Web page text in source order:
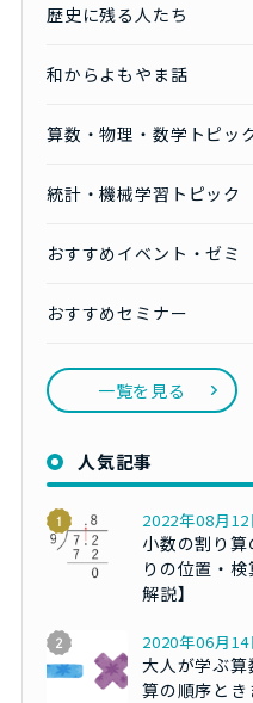
歴史に残る人たち
和からよもやま話
算数・物理・数学トピッ
統計・機械学習トピック
おすすめイベント・ゼミ
おすすめセミナー
一覧を見る
人気記事
2022年08月12
小数の割り
りの位置・
解説】
2020年06月14
大人が学ぶ
算の順序と